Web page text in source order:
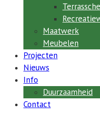
strandpaviljoens,
clubhuizen,
permanente
kantoren.
Maatwerk
Meubelen
Projecten
Nieuws
Info
Duurzaamheid
Contact